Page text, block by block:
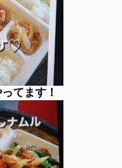
てます！